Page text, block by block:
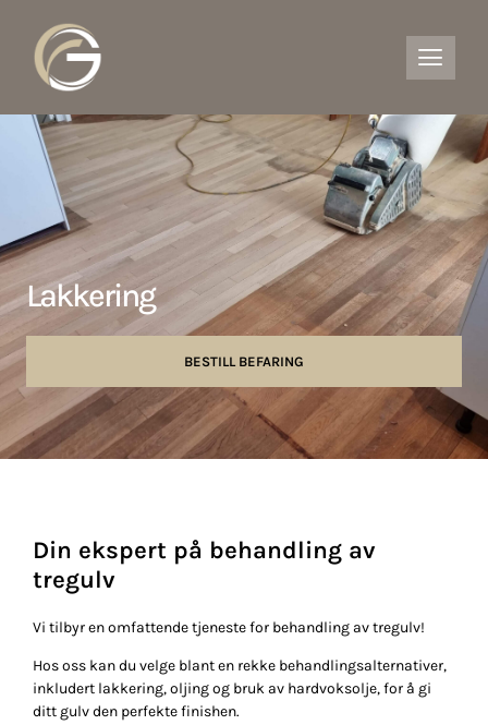
Lakkering
BESTILL BEFARING
Din ekspert på behandling av
tregulv
Vi tilbyr en omfattende tjeneste for behandling av tregulv!
Hos oss kan du velge blant en rekke behandlingsalternativer,
inkludert lakkering, oljing og bruk av hardvoksolje, for å gi
ditt gulv den perfekte finishen.